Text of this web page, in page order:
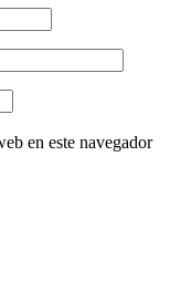
en este navegador